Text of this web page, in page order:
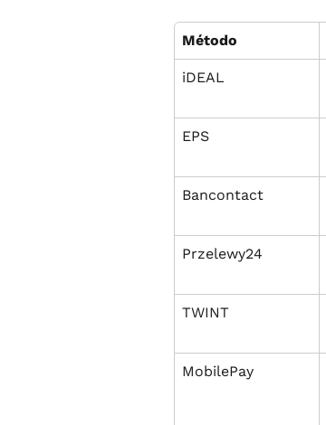
Método
iDEAL
EPS
Bancontact
Przelewy24
TWINT
MobilePay